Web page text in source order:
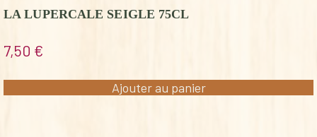
LA LUPERCALE SEIGLE 75CL
7,50 €
Ajouter au panier